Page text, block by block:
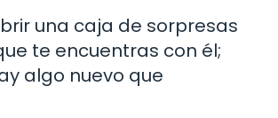
una caja de sorpresas
te encuentras con él;
algo nuevo que